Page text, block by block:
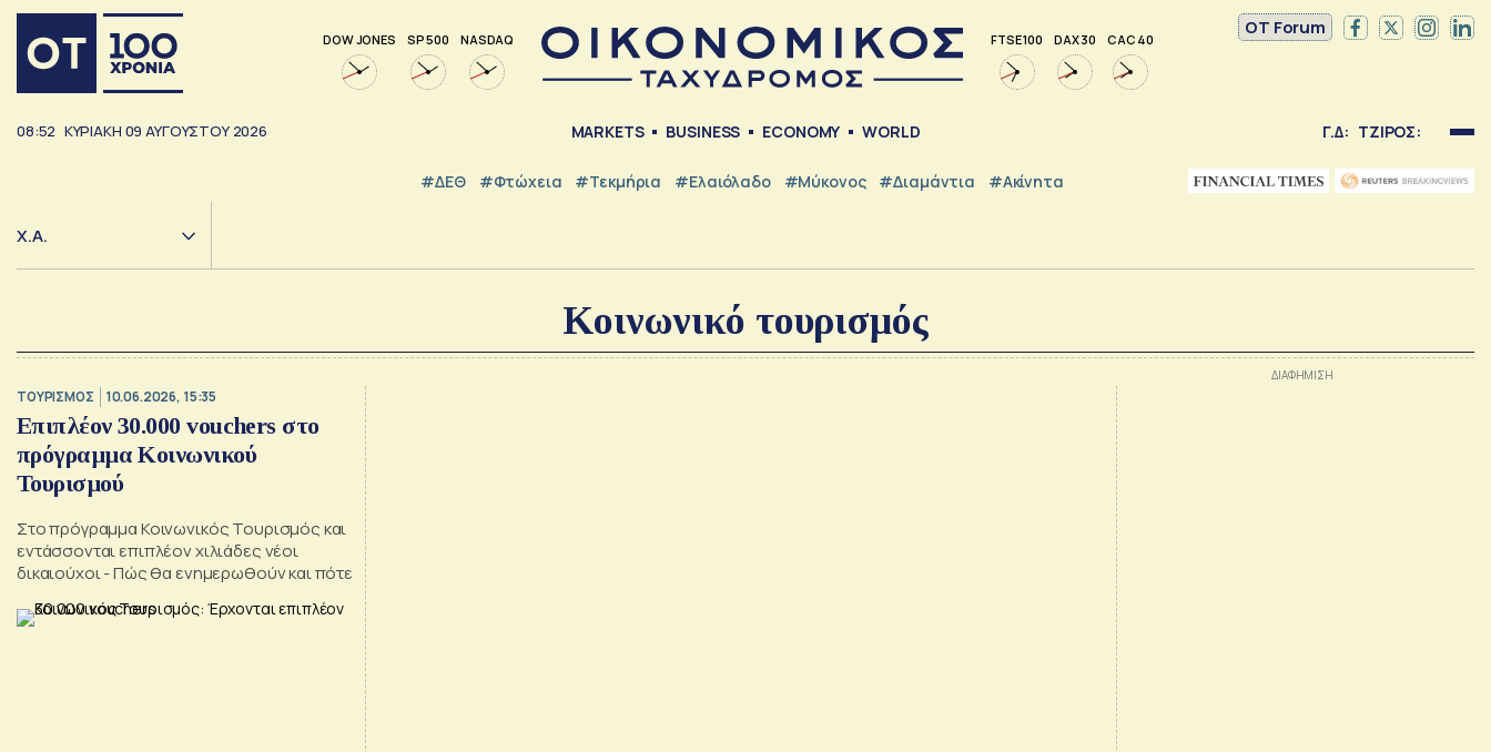
DOW JONES SP 500 NASDAQ FTSE 100 DAX 30 CAC 40
OT Forum
08:52 ΚΥΡΙΑΚΗ 09 ΑΥΓΟΥΣΤΟΥ 2026 MARKETS BUSINESS ECONOMY WORLD Γ.Δ: ΤΖΙΡΟΣ:
#ΔΕΘ #Φτώχεια #Τεκμήρια #Ελαιόλαδο #Μύκονος #Διαμάντια #Ακίνητα
Χ.Α.
Κοινωνικό τουρισμός
ΤΟΥΡΙΣΜΟΣ 10.06.2026, 15:35
Eπιπλέον 30.000 vouchers στο
πρόγραμμα Κοινωνικού
Τουρισμού
Στο πρόγραμμα Κοινωνικός Τουρισμός και
εντάσσονται επιπλέον χιλιάδες νέοι
δικαιούχοι - Πώς θα ενημερωθούν και πότε